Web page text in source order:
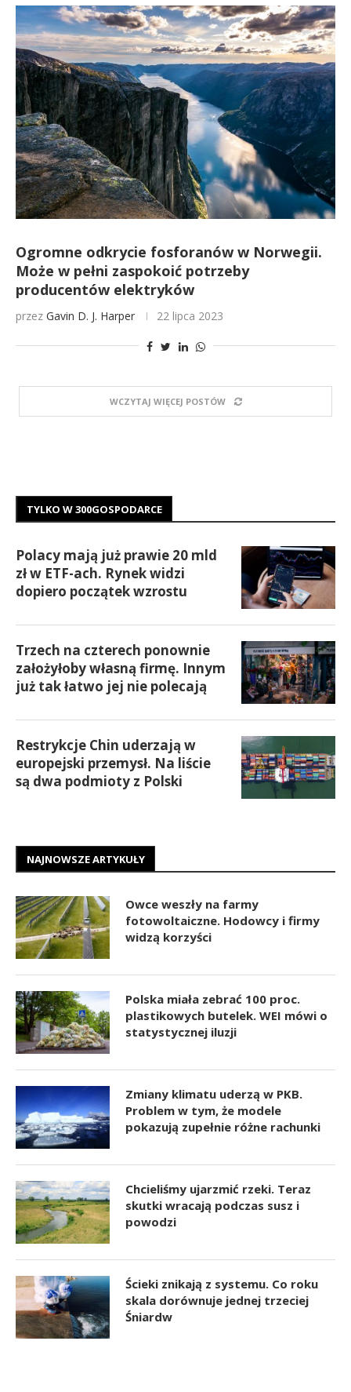
Ogromne odkrycie fosforanów w Norwegii.
Może w pełni zaspokoić potrzeby
producentów elektryków
przez Gavin D. J. Harper 22 lipca 2023
WCZYTAJ WIĘCEJ POSTÓW
TYLKO W 300GOSPODARCE
Polacy mają już prawie 20 mld
zł w ETF-ach. Rynek widzi
dopiero początek wzrostu
Trzech na czterech ponownie
założyłoby własną firmę. Innym
już tak łatwo jej nie polecają
Restrykcje Chin uderzają w
europejski przemysł. Na liście
są dwa podmioty z Polski
NAJNOWSZE ARTYKUŁY
Owce weszły na farmy
fotowoltaiczne. Hodowcy i firmy
widzą korzyści
Polska miała zebrać 100 proc.
plastikowych butelek. WEI mówi o
statystycznej iluzji
Zmiany klimatu uderzą w PKB.
Problem w tym, że modele
pokazują zupełnie różne rachunki
Chcieliśmy ujarzmić rzeki. Teraz
skutki wracają podczas susz i
powodzi
Ścieki znikają z systemu. Co roku
skala dorównuje jednej trzeciej
Śniardw